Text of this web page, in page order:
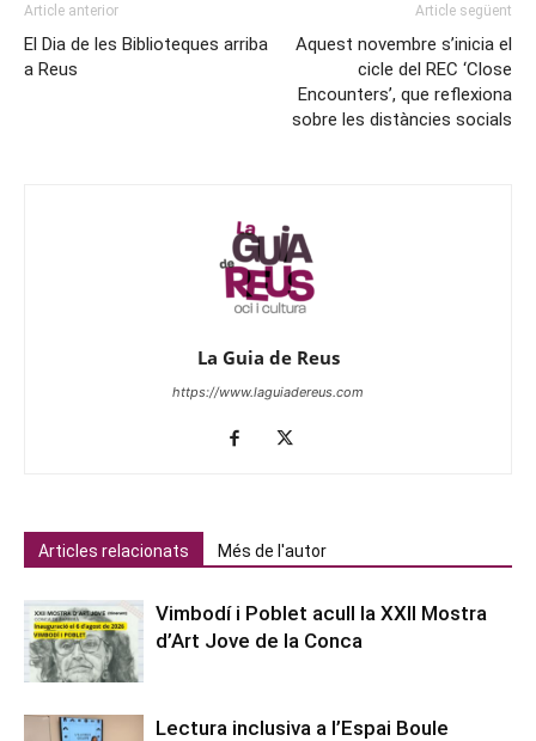
Article anterior
El Dia de les Biblioteques arriba
a Reus
Article següent
Aquest novembre s’inicia el
cicle del REC ‘Close
Encounters’, que reflexiona
sobre les distàncies socials
La Guia de Reus
https://www.laguiadereus.com
Articles relacionats Més de l'autor
Vimbodí i Poblet acull la XXII Mostra
d’Art Jove de la Conca
Lectura inclusiva a l’Espai Boule